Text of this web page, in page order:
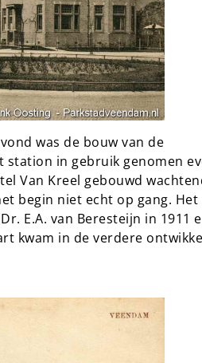
was de bouw van de
station in gebruik genomen
Van Kreel gebouwd
begin niet echt op gang.
E.A. van Beresteijn in 1911
kwam in de verdere